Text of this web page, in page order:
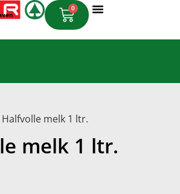
0
melk 1 ltr.
melk 1 ltr.